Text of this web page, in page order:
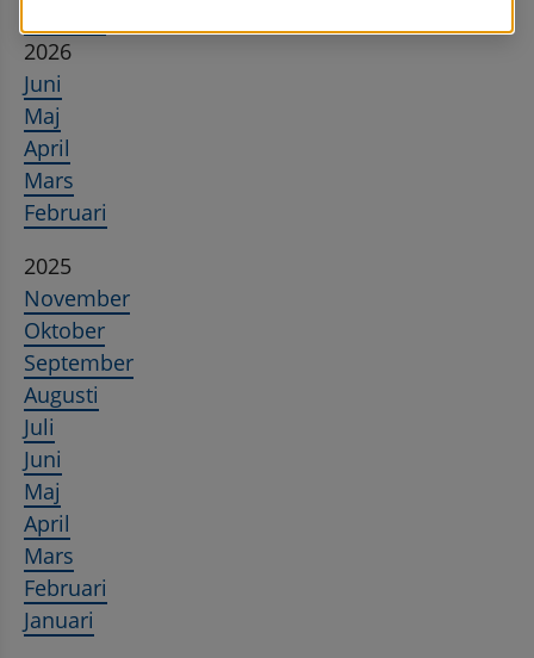
2026
Juni
Maj
April
Mars
Februari
2025
November
Oktober
September
Augusti
Juli
Juni
Maj
April
Mars
Februari
Januari